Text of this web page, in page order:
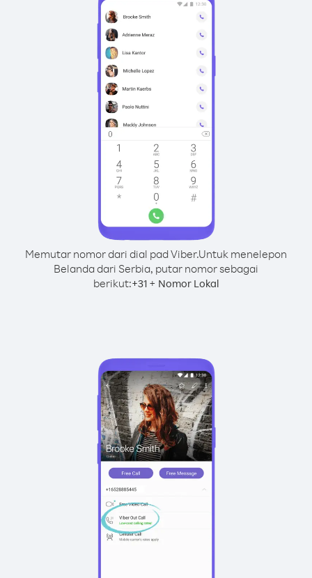
Memutar nomor dari dial pad Viber.Untuk menelepon
Belanda dari Serbia, putar nomor sebagai
berikut:+31+ Nomor Lokal